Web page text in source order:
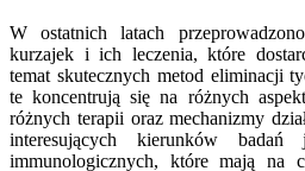
W ostatnich latach
kurzajek i ich leczenia, które
temat skutecznych metod eliminacji
te koncentrują się na różnych
różnych terapii oraz mechanizmy
interesujących kierunków badań
immunologicznych, które mają na